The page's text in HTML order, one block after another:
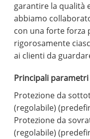
garantire la qualità
abbiamo
con una forte forza
rigorosamente
ai clienti da
Principali
Protezione da
(regolabile)
Protezione da
(regolabile)